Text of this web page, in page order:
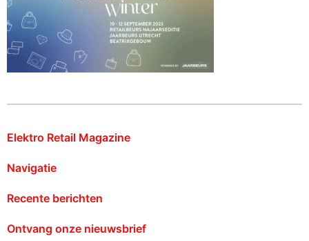
Elektro Retail Magazine
Navigatie
Recente berichten
Ontvang onze nieuwsbrief